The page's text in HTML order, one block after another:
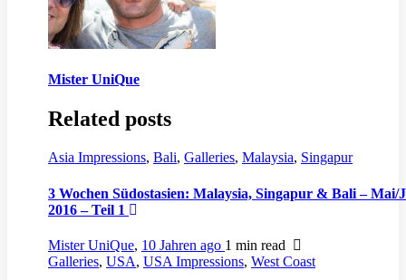
Mister UniQue
Related posts
Asia Impressions, Bali, Galleries, Malaysia, Singapur
3 Wochen Südostasien: Malaysia, Singapur & Bali – Mai/
2016 – Teil 1
Mister UniQue, 10 Jahren ago 1 min read
Galleries, USA, USA Impressions, West Coast